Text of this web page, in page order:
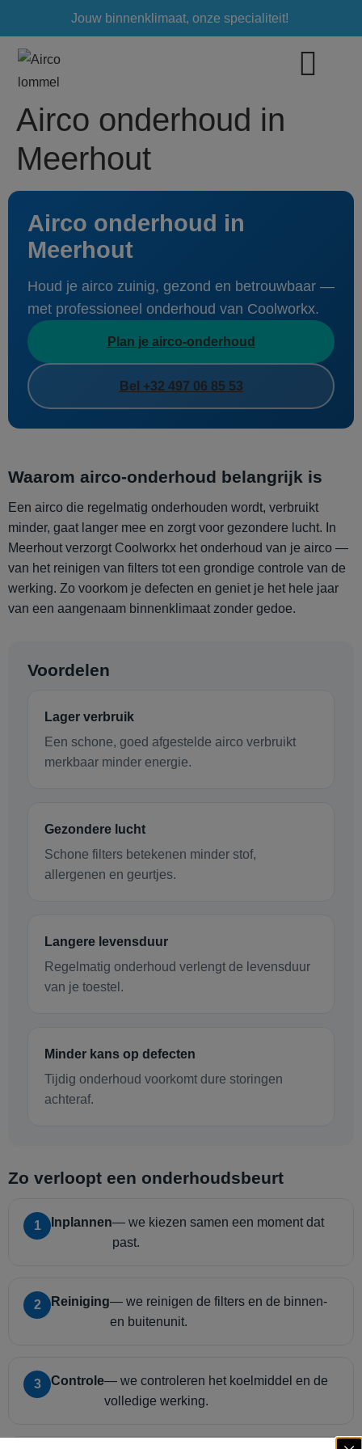
Jouw binnenklimaat, onze specialiteit!
Airco onderhoud in
Meerhout
Airco onderhoud in
Meerhout
Houd je airco zuinig, gezond en betrouwbaar —
met professioneel onderhoud van Coolworkx.
Plan je airco-onderhoud
Bel +32 497 06 85 53
Waarom airco-onderhoud belangrijk is
Een airco die regelmatig onderhouden wordt, verbruikt
minder, gaat langer mee en zorgt voor gezondere lucht. In
Meerhout verzorgt Coolworkx het onderhoud van je airco —
van het reinigen van filters tot een grondige controle van de
werking. Zo voorkom je defecten en geniet je het hele jaar
van een aangenaam binnenklimaat zonder gedoe.
Voordelen
Lager verbruik
Een schone, goed afgestelde airco verbruikt
merkbaar minder energie.
Gezondere lucht
Schone filters betekenen minder stof,
allergenen en geurtjes.
Langere levensduur
Regelmatig onderhoud verlengt de levensduur
van je toestel.
Minder kans op defecten
Tijdig onderhoud voorkomt dure storingen
achteraf.
Zo verloopt een onderhoudsbeurt
1 Inplannen— we kiezen samen een moment dat
past.
2 Reiniging— we reinigen de filters en de binnen-
en buitenunit.
3 Controle— we controleren het koelmiddel en de
volledige werking.